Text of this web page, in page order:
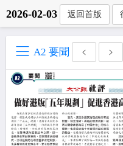
2026-02-03 返回首版
A2 要聞